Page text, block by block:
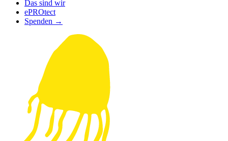
Das sind wir
ePROtect
Spenden →